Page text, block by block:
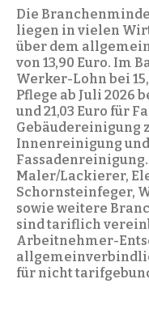
Die
liegen in vielen
über dem
von 13,90 Euro. Im
Werker-Lohn bei
Pflege ab Juli 2026
und 21,03 Euro für
Gebäudereinigung
Innenreinigung und
Maler/Lackierer,
Schornsteinfeger,
sowie weitere
sind tariflich
Arbeitnehmer-
für nicht